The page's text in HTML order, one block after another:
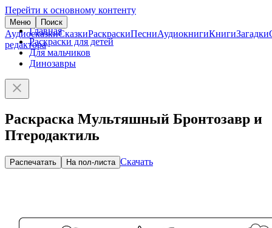
Перейти к основному контенту
Меню Поиск
АудиосказкиСказкиРаскраскиПесниАудиокнигиКнигиЗагадки
редактора
Главная
Раскраски для детей
Для мальчиков
Динозавры
Раскраска Мультяшный Бронтозавр и
Птеродактиль
Распечатать На пол-листа Скачать